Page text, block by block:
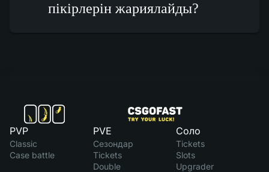
пікірлерін жариялайды?
PVP
Classic
Case battle
PVE
Сезондар
Tickets
Double
Соло
Tickets
Slots
Upgrader